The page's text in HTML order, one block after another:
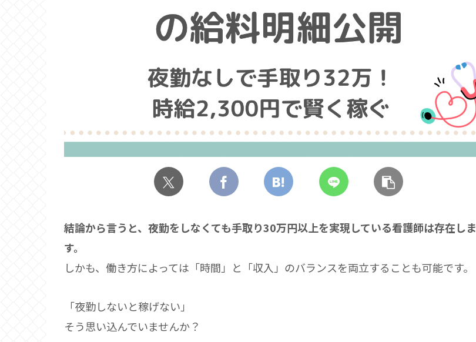
結論から言うと、夜勤をしなくても手取り30万円以上を実現している看護師は存在しま
す。
しかも、働き方によっては「時間」と「収入」のバランスを両立することも可能です。
「夜勤しないと稼げない」
そう思い込んでいませんか？